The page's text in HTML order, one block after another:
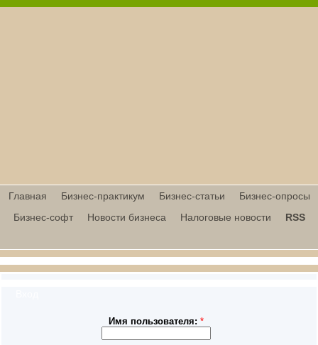
Главная Бизнес-практикум Бизнес-статьи
Бизнес-опросы
Бизнес-софт
Новости бизнеса Налоговые новости RSS
Имя пользователя:*